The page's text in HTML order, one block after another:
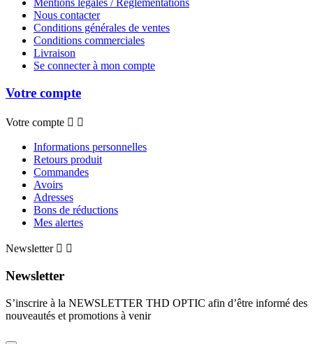
Mentions légales / Réglementations
Nous contacter
Conditions générales de ventes
Conditions commerciales
Livraison
Se connecter à mon compte
Votre compte
Votre compte  
Informations personnelles
Retours produit
Commandes
Avoirs
Adresses
Bons de réductions
Mes alertes
Newsletter  
Newsletter
S’inscrire à la NEWSLETTER THD OPTIC afin d’être informé des
nouveautés et promotions à venir